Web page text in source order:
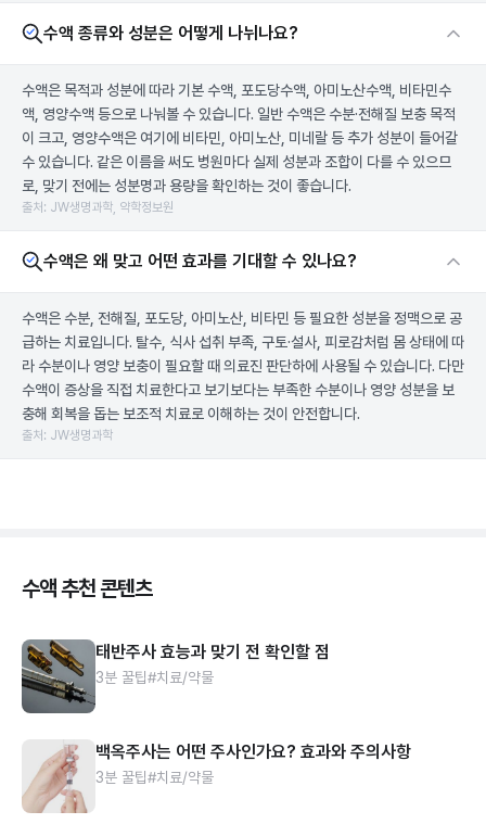
수액 종류와 성분은 어떻게 나뉘나요?
수액은 목적과 성분에 따라 기본 수액, 포도당수액, 아미노산수액, 비타민수
액, 영양수액 등으로 나눠볼 수 있습니다. 일반 수액은 수분·전해질 보충 목적
이 크고, 영양수액은 여기에 비타민, 아미노산, 미네랄 등 추가 성분이 들어갈
수 있습니다. 같은 이름을 써도 병원마다 실제 성분과 조합이 다를 수 있으므
로, 맞기 전에는 성분명과 용량을 확인하는 것이 좋습니다.
출처: JW생명과학, 약학정보원
수액은 왜 맞고 어떤 효과를 기대할 수 있나요?
수액은 수분, 전해질, 포도당, 아미노산, 비타민 등 필요한 성분을 정맥으로 공
급하는 치료입니다. 탈수, 식사 섭취 부족, 구토·설사, 피로감처럼 몸 상태에 따
라 수분이나 영양 보충이 필요할 때 의료진 판단하에 사용될 수 있습니다. 다만
수액이 증상을 직접 치료한다고 보기보다는 부족한 수분이나 영양 성분을 보
충해 회복을 돕는 보조적 치료로 이해하는 것이 안전합니다.
출처: JW생명과학
수액 추천 콘텐츠
태반주사 효능과 맞기 전 확인할 점
3분 꿀팁#치료/약물
백옥주사는 어떤 주사인가요? 효과와 주의사항
3분 꿀팁#치료/약물